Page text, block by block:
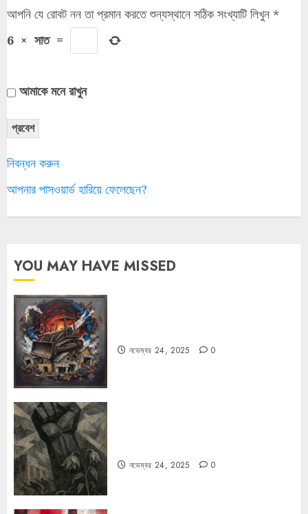
আপনি যে রোবট নন তা প্রমান করতে শুন্যস্থানে সঠিক সংখ্যাটি লিখুন *
6 × সাত =
আমাকে মনে রাখুন
প্রবেশ
নিবন্ধন করুন
আপনার পাসওয়ার্ড হারিয়ে ফেলেছেন?
YOU MAY HAVE MISSED
নভেম্বর 24, 2025 0
নভেম্বর 24, 2025 0